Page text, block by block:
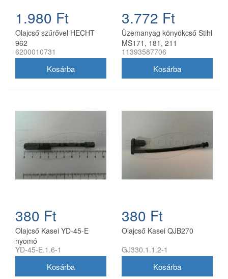
1.980 Ft
Olajcső szűrővel HECHT
962
6200010731
3.772 Ft
Üzemanyag könyökcső Stihl
MS171, 181, 211
11393587706
380 Ft
Olajcső Kasei YD-45-E
nyomó
YD-45-E.1.6-1
380 Ft
Olajcső Kasei QJB270
GJ330.1.1.2-1